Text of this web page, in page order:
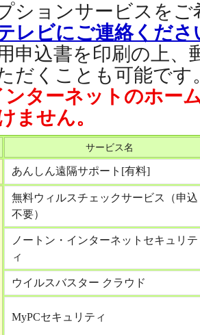
ションサービスをご
レビにご連絡くださ
申込書を印刷の上、
だくことも可能です
ターネットのホー
ません。
サービス名
あんしん遠隔サポート[有料]
無料ウィルスチェックサービス（申込
不要）
ノートン・インターネットセキュリテ
ィ
ウイルスバスター クラウド
MyPCセキュリティ